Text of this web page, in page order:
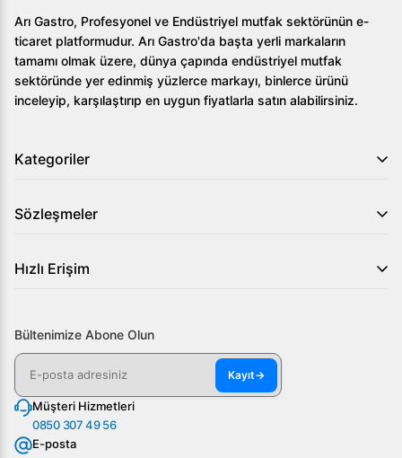
Arı Gastro, Profesyonel ve Endüstriyel mutfak sektörünün e-
ticaret platformudur. Arı Gastro'da başta yerli markaların
tamamı olmak üzere, dünya çapında endüstriyel mutfak
sektöründe yer edinmiş yüzlerce markayı, binlerce ürünü
inceleyip, karşılaştırıp en uygun fiyatlarla satın alabilirsiniz.
Kategoriler
Sözleşmeler
Hızlı Erişim
Bültenimize Abone Olun
Kayıt→
Müşteri Hizmetleri
0850 307 49 56
E-posta